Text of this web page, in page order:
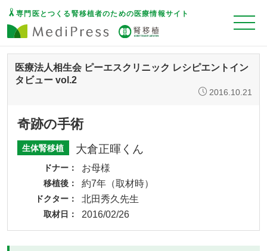
専門医とつくる腎移植者のための医療情報サイト
医療法人相生会 ピーエスクリニック レシピエントイン
タビュー vol.2
2016.10.21
奇跡の手術
生体腎移植 大倉正暉くん
ドナー お母様
移植後 約7年（取材時）
ドクター 北田秀久先生
取材日 2016/02/26